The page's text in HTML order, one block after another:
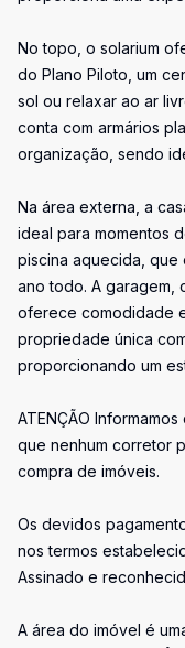
No topo, o solarium
do Plano Piloto, um
sol ou relaxar ao ar
conta com armários
organização, sendo
Na área externa, a
ideal para momentos
piscina aquecida, que
ano todo. A garagem,
oferece comodidade
propriedade única
proporcionando um
ATENÇÃO
que nenhum corretor
compra de imóveis.
Os devidos
nos termos
Assinado e
A área do imóvel é